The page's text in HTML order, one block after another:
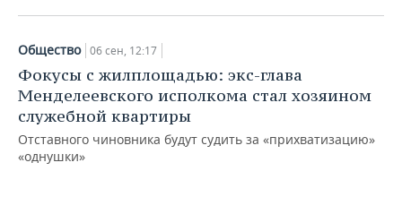
Общество 06 сен, 12:17
Фокусы с жилплощадью: экс-глава
Менделеевского исполкома стал хозяином
служебной квартиры
Отставного чиновника будут судить за «прихватизацию»
«однушки»